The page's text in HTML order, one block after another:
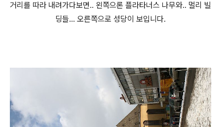
거리를 따라 내려가다보면.. 왼쪽으론 플라타너스 나무와.. 멀리 빌
딩들... 오른쪽으로 성당이 보입니다.